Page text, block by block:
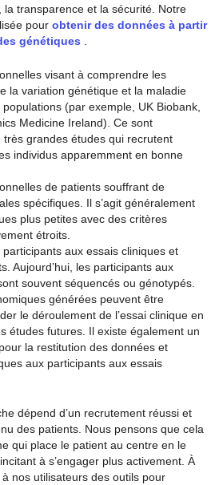
la transparence et la sécurité. Notre
pour obtenir des données à partir
génétiques
visant à comprendre les
la variation génétique et la maladie
(par exemple, UK Biobank,
Medicine Ireland). Ce sont
grandes études qui recrutent
individus apparemment en bonne
de patients souffrant de
spécifiques. Il s’agit généralement
plus petites avec des critères
étroits.
aux essais cliniques et
Aujourd’hui, les participants aux
souvent séquencés ou génotypés.
générées peuvent être
le déroulement de l’essai clinique en
études futures. Il existe également un
la restitution des données et
aux participants aux essais
dépend d’un recrutement réussi et
des patients. Nous pensons que cela
qui place le patient au centre en le
à s’engager plus activement. À
nos utilisateurs des outils pour